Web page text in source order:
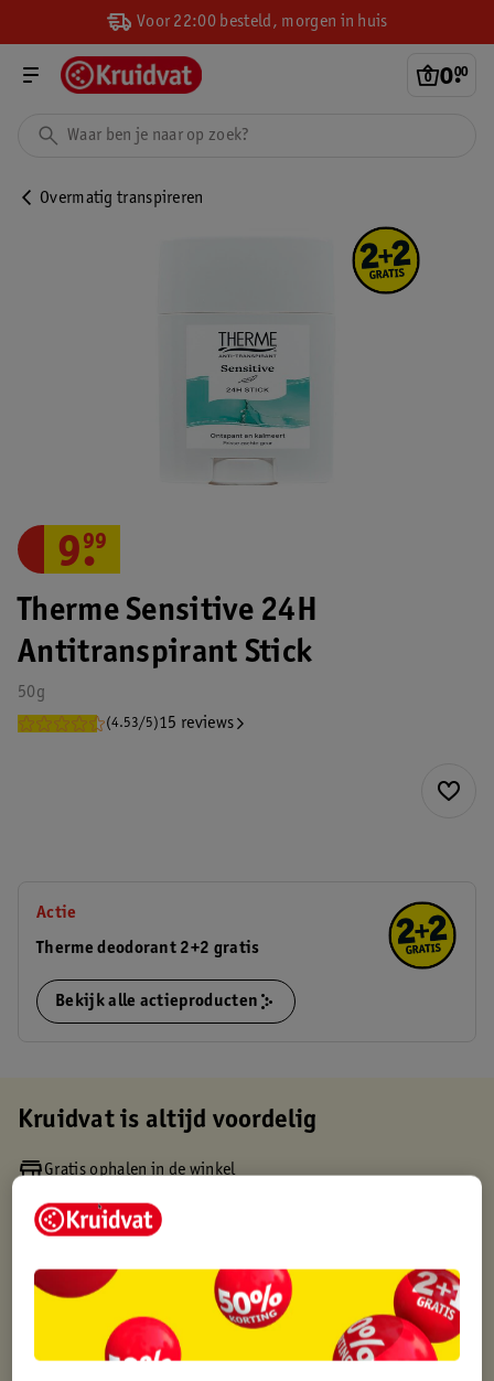
Voor 22:00 besteld, morgen in huis
0.
00
Overmatig transpireren
Therme Sensitive 24H
Antitranspirant Stick
50g
(4.53/5)15 reviews
9.
99
Actie
Therme deodorant 2+2 gratis
Bekijk alle actieproducten
Kruidvat is altijd voordelig
Gratis ophalen in de winkel
Gratis thuisbezorgd vanaf 50.00
Gratis punten met je Kruidvat kaart